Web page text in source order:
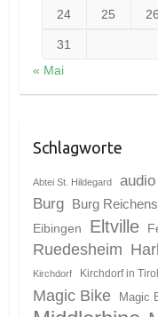
24 25 26
31
« Mai
Schlagworte
Abtei St. Hildegard
Burg
Burg
Eibingen Eltville
Ruedesheim
Kirchdorf Kirchdorf in Tirol
Magic Bike Magic